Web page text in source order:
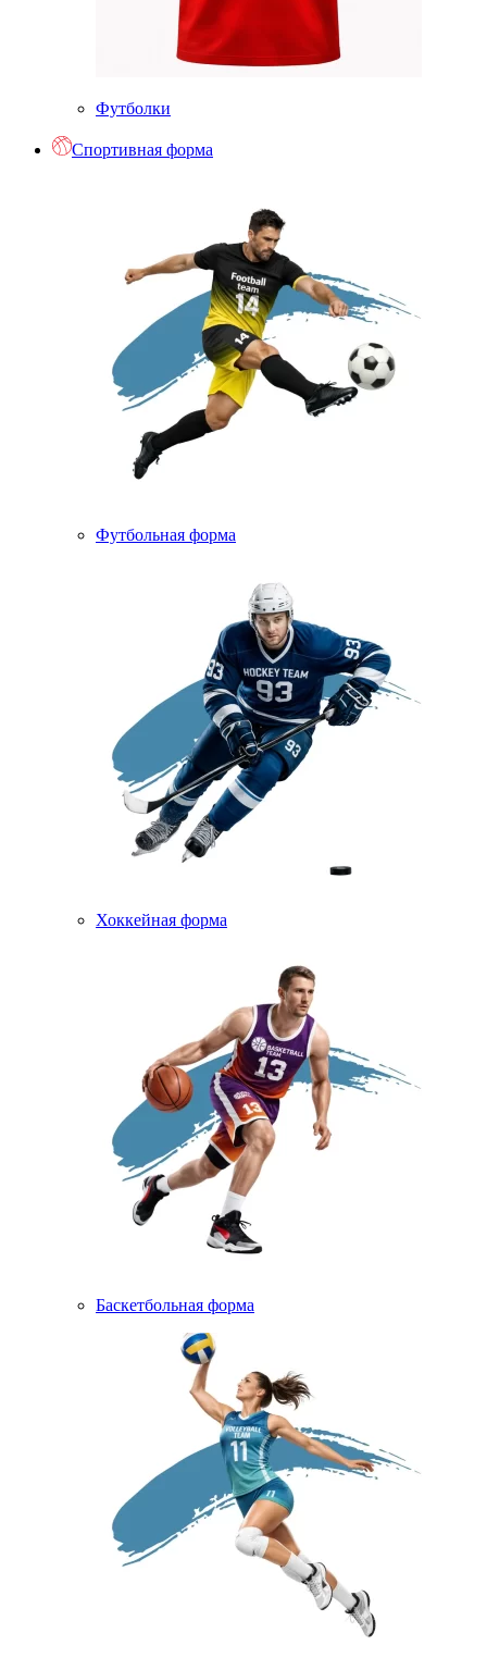
Футболки
Спортивная форма
Футбольная форма
Хоккейная форма
Баскетбольная форма